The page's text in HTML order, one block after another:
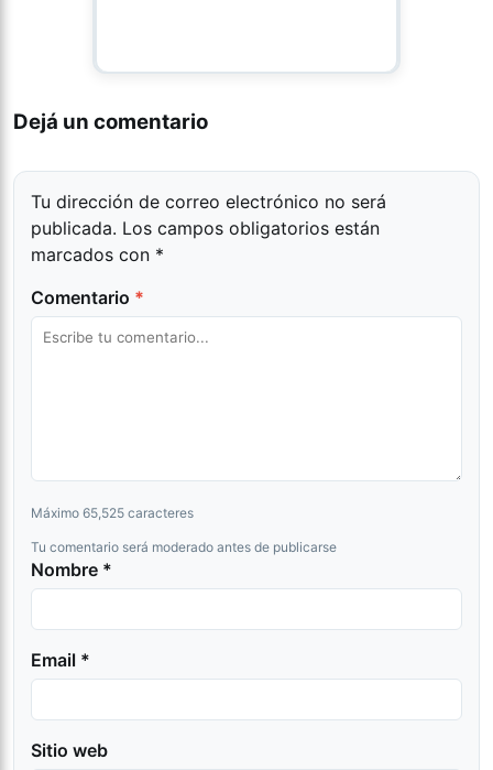
Dejá un comentario
Tu dirección de correo electrónico no será
publicada. Los campos obligatorios están
marcados con *
Comentario *
Máximo 65,525 caracteres
Tu comentario será moderado antes de publicarse
Nombre *
Email *
Sitio web